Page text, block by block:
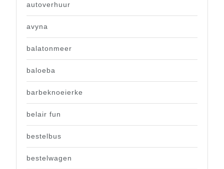
autoverhuur
avyna
balatonmeer
baloeba
barbeknoeierke
belair fun
bestelbus
bestelwagen